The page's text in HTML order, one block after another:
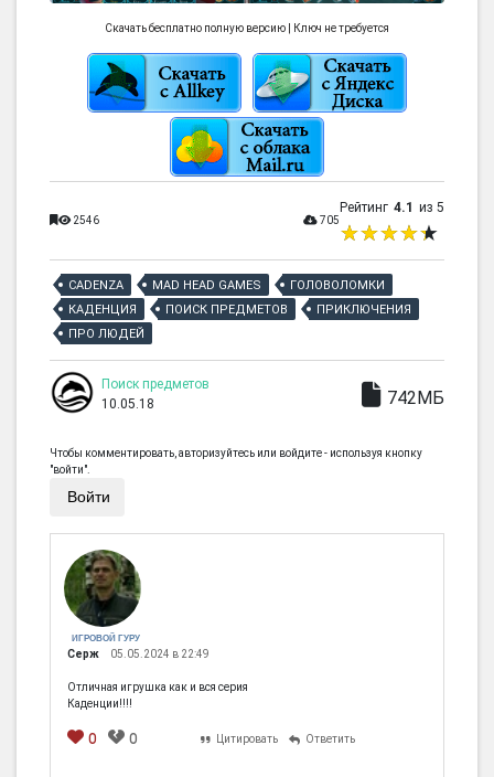
Скачать бесплатно полную версию | Ключ не требуется
2546 705
Рейтинг 4.1 из 5
CADENZA MAD HEAD GAMES
ГОЛОВОЛОМКИ
КАДЕНЦИЯ
ПОИСК ПРЕДМЕТОВ
ПРИКЛЮЧЕНИЯ
ПРО ЛЮДЕЙ
Поиск предметов
10.05.18
742МБ
Чтобы комментировать, авторизуйтесь или войдите - используя кнопку
"войти".
Войти
ИГРОВОЙ ГУРУ
Серж 05.05.2024 в 22:49
Отличная игрушка как и вся серия
Каденции!!!!
0 0 Цитировать Ответить